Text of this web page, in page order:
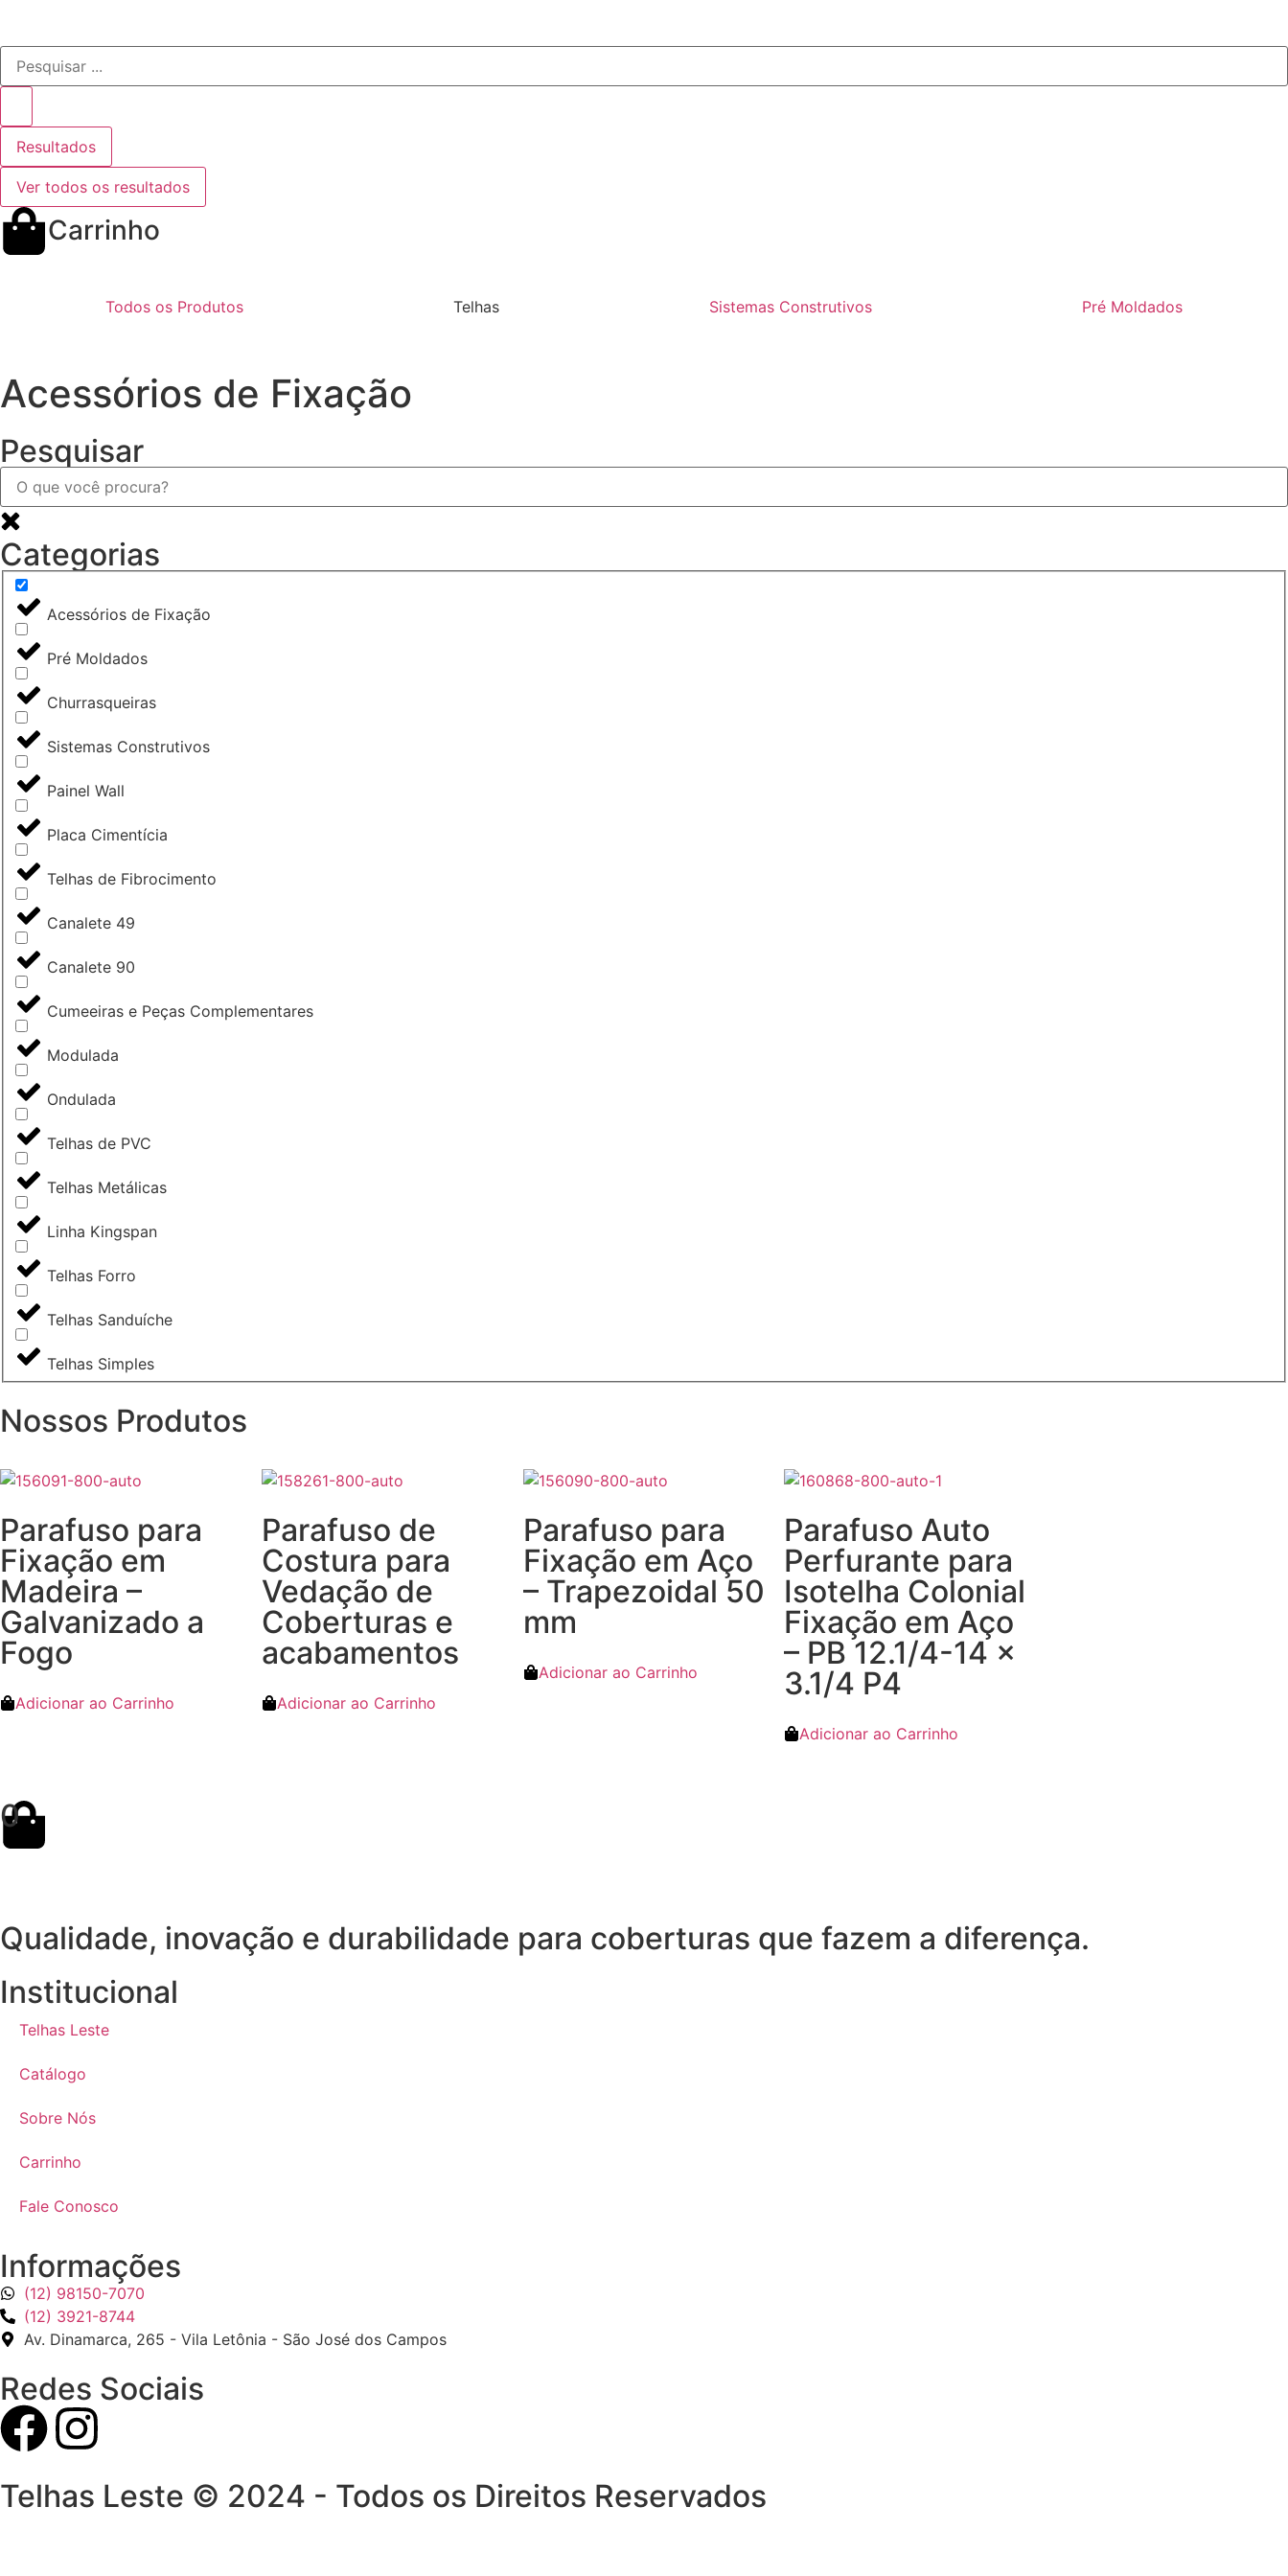
Resultados
Ver todos os resultados
Carrinho
Todos os Produtos Telhas Sistemas Construtivos Pré Moldados
Acessórios de Fixação
Pesquisar
Categorias
Acessórios de Fixação
Pré Moldados
Churrasqueiras
Sistemas Construtivos
Painel Wall
Placa Cimentícia
Telhas de Fibrocimento
Canalete 49
Canalete 90
Cumeeiras e Peças Complementares
Modulada
Ondulada
Telhas de PVC
Telhas Metálicas
Linha Kingspan
Telhas Forro
Telhas Sanduíche
Telhas Simples
Nossos Produtos
Parafuso para
Fixação em
Madeira –
Galvanizado a
Fogo
Adicionar ao Carrinho
Parafuso de
Costura para
Vedação de
Coberturas e
acabamentos
Adicionar ao Carrinho
Parafuso para
Fixação em Aço
– Trapezoidal 50
mm
Adicionar ao Carrinho
Parafuso Auto
Perfurante para
Isotelha Colonial
Fixação em Aço
– PB 12.1/4-14 x
3.1/4 P4
Adicionar ao Carrinho
0
Qualidade, inovação e durabilidade para coberturas que fazem a diferença.
Institucional
Telhas Leste
Catálogo
Sobre Nós
Carrinho
Fale Conosco
Informações
(12) 98150-7070
(12) 3921-8744
Av. Dinamarca, 265 - Vila Letônia - São José dos Campos
Redes Sociais
Telhas Leste © 2024 - Todos os Direitos Reservados